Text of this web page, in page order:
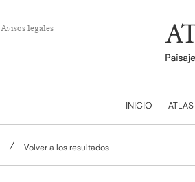
Avisos legales
INICIO ATLAS
/ Volver a los resultados